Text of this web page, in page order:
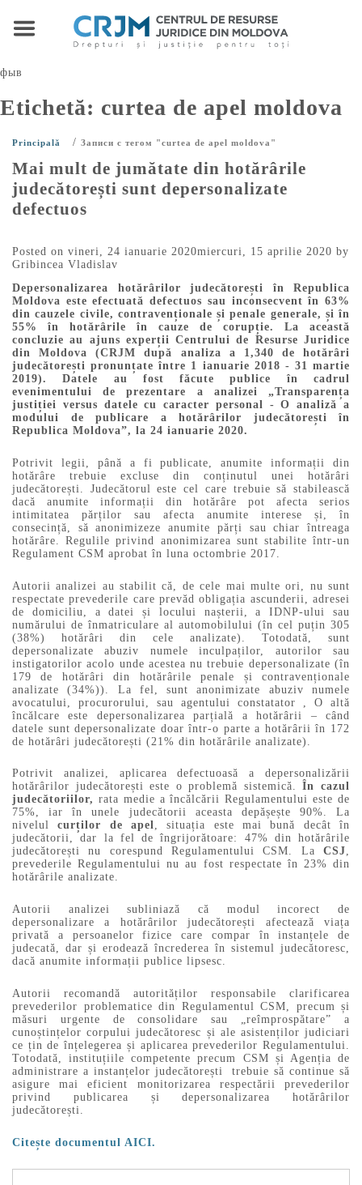
фыв
Etichetă: curtea de apel moldova
Principală / Записи с тегом "curtea de apel moldova"
Mai mult de jumătate din hotărârile
judecătorești sunt depersonalizate
defectuos
Posted on vineri, 24 ianuarie 2020miercuri, 15 aprilie 2020 by
Gribincea Vladislav
Depersonalizarea hotărârilor judecătorești în Republica
Moldova este efectuată defectuos sau inconsecvent în 63%
din cauzele civile, contravenționale și penale generale, și în
55% în hotărârile în cauze de corupție. La această
concluzie au ajuns experții Centrului de Resurse Juridice
din Moldova (CRJM după analiza a 1,340 de hotărâri
judecătorești pronunțate între 1 ianuarie 2018 - 31 martie
2019). Datele au fost făcute publice în cadrul
evenimentului de prezentare a analizei „Transparența
justiției versus datele cu caracter personal - O analiză a
modului de publicare a hotărârilor judecătorești în
Republica Moldova”, la 24 ianuarie 2020.
Potrivit legii, până a fi publicate, anumite informații din
hotărâre trebuie excluse din conținutul unei hotărâri
judecătorești. Judecătorul este cel care trebuie să stabilească
dacă anumite informații din hotărâre pot afecta serios
intimitatea părților sau afecta anumite interese și, în
consecință, să anonimizeze anumite părți sau chiar întreaga
hotărâre. Regulile privind anonimizarea sunt stabilite într-un
Regulament CSM aprobat în luna octombrie 2017.
Autorii analizei au stabilit că, de cele mai multe ori, nu sunt
respectate prevederile care prevăd obligația ascunderii, adresei
de domiciliu, a datei și locului nașterii, a IDNP-ului sau
numărului de înmatriculare al automobilului (în cel puțin 305
(38%) hotărâri din cele analizate). Totodată, sunt
depersonalizate abuziv numele inculpaților, autorilor sau
instigatorilor acolo unde acestea nu trebuie depersonalizate (în
179 de hotărâri din hotărârile penale și contravenționale
analizate (34%)). La fel, sunt anonimizate abuziv numele
avocatului, procurorului, sau agentului constatator , O altă
încălcare este depersonalizarea parțială a hotărârii – când
datele sunt depersonalizate doar într-o parte a hotărârii în 172
de hotărâri judecătorești (21% din hotărârile analizate).
Potrivit analizei, aplicarea defectuoasă a depersonalizării
hotărârilor judecătorești este o problemă sistemică.În cazul
judecătoriilor, rata medie a încălcării Regulamentului este de
75%, iar în unele judecătorii aceasta depășește 90%. La
nivelulcurților de apel, situația este mai bună decât în
judecătorii, dar la fel de îngrijorătoare: 47% din hotărârile
judecătorești nu corespund Regulamentului CSM. La CSJ,
prevederile Regulamentului nu au fost respectate în 23% din
hotărârile analizate.
Autorii analizei subliniază că modul incorect de
depersonalizare a hotărârilor judecătorești afectează viața
privată a persoanelor fizice care compar în instanțele de
judecată, dar și erodează încrederea în sistemul judecătoresc,
dacă anumite informații publice lipsesc.
Autorii recomandă autorităților responsabile clarificarea
prevederilor problematice din Regulamentul CSM, precum și
măsuri urgente de consolidare sau „reîmprospătare” a
cunoștințelor corpului judecătoresc și ale asistenților judiciari
ce țin de înțelegerea și aplicarea prevederilor Regulamentului.
Totodată, instituțiile competente precum CSM și Agenția de
administrare a instanțelor judecătorești trebuie să continue să
asigure mai eficient monitorizarea respectării prevederilor
privind publicarea și depersonalizarea hotărârilor
judecătorești.
Citește documentul AICI.